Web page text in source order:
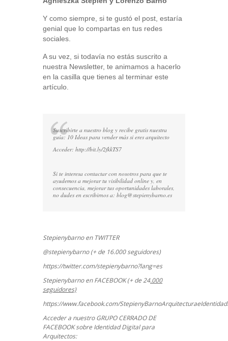
Y como siempre, si te gustó el post, estaría
genial que lo compartas en tus redes
sociales.
A su vez, si todavía no estás suscrito a
nuestra Newsletter, te animamos a hacerlo
en la casilla que tienes al terminar este
artículo.
Suscribirte a nuestro blog y recibe gratis nuestra
guía: 10 Ideas para vender más si eres arquitecto
Acceder: http://bit.ly/2fkkTS7
Si te interesa contactar con nosotros para que te
ayudemos a mejorar tu visibilidad online y, en
consecuencia, mejorar tus oportunidades laborales,
no dudes en escribirnos a: blog@stepienybarno.es
Stepienybarno en TWITTER
@stepienybarno (+ de 16.000 seguidores)
https://twitter.com/stepienybarno?lang=es
Stepienybarno en FACEBOOK (+ de 24.000
seguidores)
https://www.facebook.com/
Acceder a nuestro GRUPO CERRADO DE
FACEBOOK sobre Identidad Digital para
Arquitectos: